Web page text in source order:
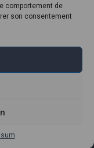
comportement de
son consentement
Données